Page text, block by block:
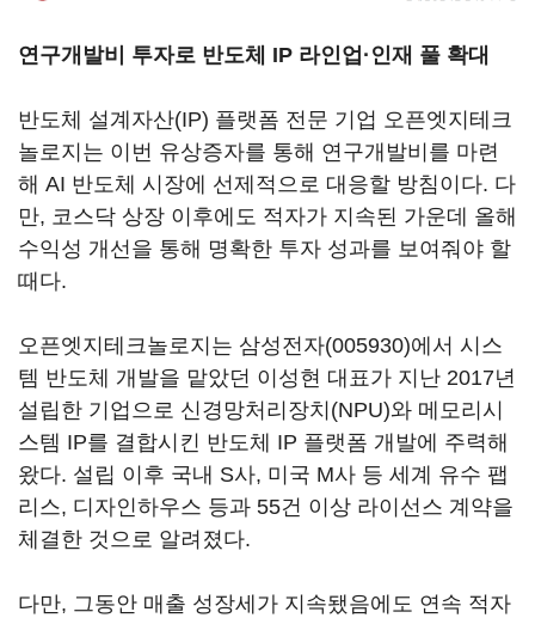
연구개발비 투자로 반도체 IP 라인업·인재 풀 확대
반도체 설계자산(IP) 플랫폼 전문 기업 오픈엣지테크
놀로지는 이번 유상증자를 통해 연구개발비를 마련
해 AI 반도체 시장에 선제적으로 대응할 방침이다. 다
만, 코스닥 상장 이후에도 적자가 지속된 가운데 올해
수익성 개선을 통해 명확한 투자 성과를 보여줘야 할
때다.
오픈엣지테크놀로지는 삼성전자(005930)에서 시스
템 반도체 개발을 맡았던 이성현 대표가 지난 2017년
설립한 기업으로 신경망처리장치(NPU)와 메모리시
스템 IP를 결합시킨 반도체 IP 플랫폼 개발에 주력해
왔다. 설립 이후 국내 S사, 미국 M사 등 세계 유수 팹
리스, 디자인하우스 등과 55건 이상 라이선스 계약을
체결한 것으로 알려졌다.
다만, 그동안 매출 성장세가 지속됐음에도 연속 적자